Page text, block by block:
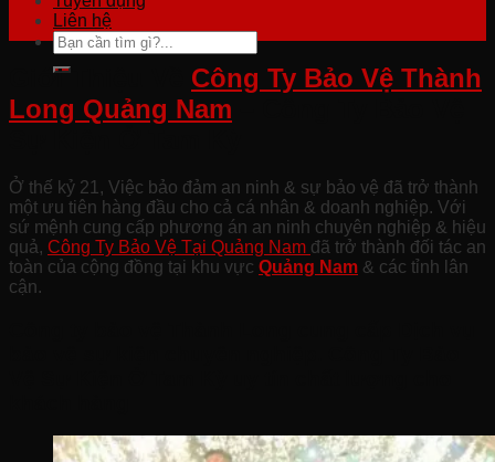
Liên hệ
Giới Thiệu Về Công Ty Bảo Vệ Thành
Long Quảng Nam
Ở thế kỷ 21, Việc bảo đảm an ninh & sự bảo vệ đã trở thành
một ưu tiên hàng đầu cho cả cá nhân & doanh nghiệp. Với
sứ mệnh cung cấp phương án an ninh chuyên nghiệp & hiệu
quả, Công Ty Bảo Vệ Tại Quảng Nam đã trở thành đối tác an
toàn của cộng đồng tại khu vực Quảng Nam & các tỉnh lân
cận.